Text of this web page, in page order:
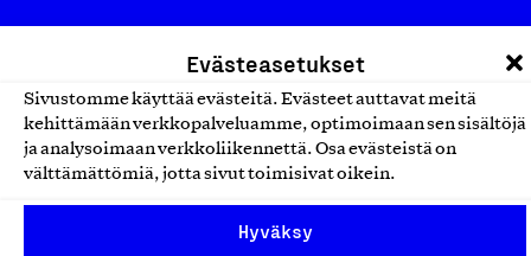
Evästeasetukset
Sivustomme käyttää evästeitä. Evästeet auttavat meitä
kehittämään verkkopalveluamme, optimoimaan sen sisältöjä
ja analysoimaan verkkoliikennettä. Osa evästeistä on
välttämättömiä, jotta sivut toimisivat oikein.
Hyväksy
Avainlippu